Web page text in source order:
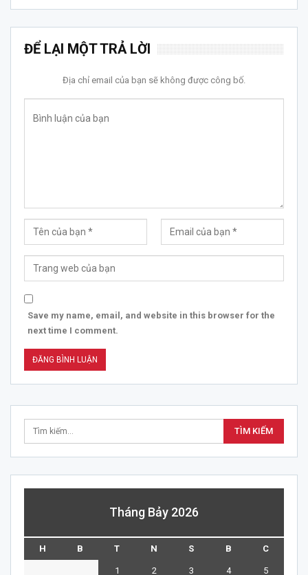
ĐỂ LẠI MỘT TRẢ LỜI
Địa chỉ email của bạn sẽ không được công bố.
Save my name, email, and website in this browser for the
next time I comment.
Tháng Bảy 2026
H B T N S B C
1 2 3 4 5